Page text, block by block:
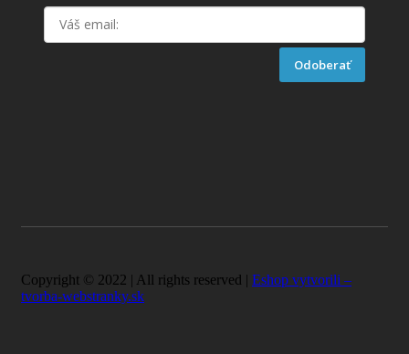
Odoberať
Copyright © 2022 | All rights reserved | Eshop vytvorili –
tvorba-webstranky.sk